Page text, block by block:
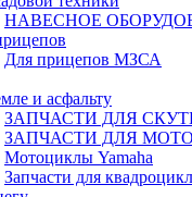
НАВЕСНОЕ
Для прицепов МЗСА
и асфальту
ЗАПЧАСТИ ДЛЯ
ЗАПЧАСТИ ДЛЯ
Мотоциклы Yamaha
Запчасти для